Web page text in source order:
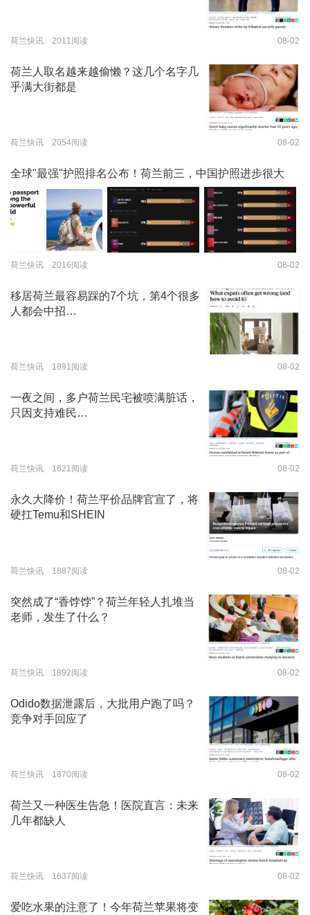
荷兰快讯 2011阅读 08-02
荷兰人取名越来越偷懒？这几个名字几
乎满大街都是
荷兰快讯 2054阅读 08-02
全球"最强"护照排名公布！荷兰前三，中国护照进步很大
荷兰快讯 2016阅读 08-02
移居荷兰最容易踩的7个坑，第4个很多
人都会中招…
荷兰快讯 1891阅读 08-02
一夜之间，多户荷兰民宅被喷满脏话，
只因支持难民…
荷兰快讯 1621阅读 08-02
永久大降价！荷兰平价品牌官宣了，将
硬扛Temu和SHEIN
荷兰快讯 1887阅读 08-02
突然成了“香饽饽”？荷兰年轻人扎堆当
老师，发生了什么？
荷兰快讯 1892阅读 08-02
Odido数据泄露后，大批用户跑了吗？
竞争对手回应了
荷兰快讯 1870阅读 08-02
荷兰又一种医生告急！医院直言：未来
几年都缺人
荷兰快讯 1637阅读 08-02
爱吃水果的注意了！今年荷兰苹果将变